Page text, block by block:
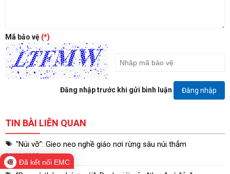
Mã bảo vệ (*)
Đăng nhập trước khi gửi bình luận Đăng nhập
TIN BÀI LIÊN QUAN
"Núi vỡ": Gieo neo nghề giáo nơi rừng sâu núi thẳm
01/11/2025
Đã kết nối EMC